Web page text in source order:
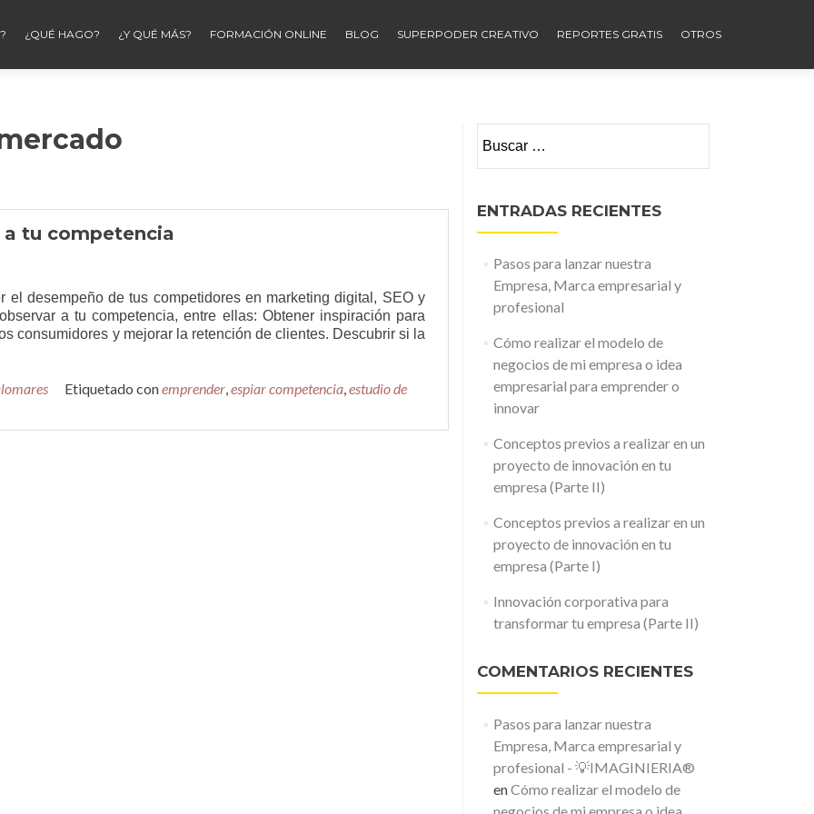
¿QUÉ HAGO? ¿Y QUÉ MÁS? FORMACIÓN ONLINE BLOG SUPERPODER CREATIVO REPORTES GRATIS OTROS
a tu competencia
el desempeño de tus competidores en marketing digital, SEO y
a tu competencia, entre ellas: Obtener inspiración para
consumidores y mejorar la retención de clientes. Descubrir si la
Etiquetado conemprender,espiar competencia,estudio de
ENTRADAS RECIENTES
Pasos para lanzar nuestra
Empresa, Marca empresarial y
profesional
Cómo realizar el modelo de
negocios de mi empresa o idea
empresarial para emprender o
innovar
Conceptos previos a realizar en un
proyecto de innovación en tu
empresa (Parte II)
Conceptos previos a realizar en un
proyecto de innovación en tu
empresa (Parte I)
Innovación corporativa para
transformar tu empresa (Parte II)
COMENTARIOS RECIENTES
Pasos para lanzar nuestra
Empresa, Marca empresarial y
profesional - 💡IMAGINIERIA®
enCómo realizar el modelo de